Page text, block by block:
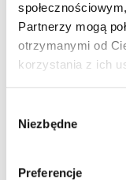
Partnerzy mogą
otrzymanymi od
korzystania z ich
zgody
Niezbędne
Preferencje